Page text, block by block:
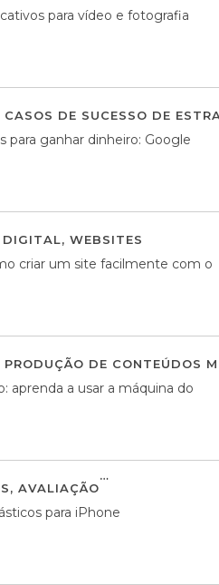
para vídeo e fotografia
CASOS DE SUCESSO DE
para ganhar dinheiro: Google
DIGITAL, WEBSITES
criar um site facilmente com o
PRODUÇÃO DE CONTEÚDOS
aprenda a usar a máquina do
, AVALIAÇÃO
para iPhone